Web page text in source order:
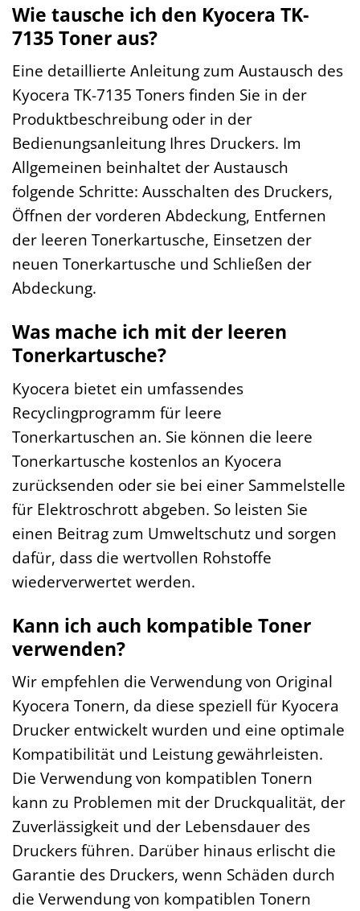
Wie tausche ich den Kyocera TK-
7135 Toner aus?
Eine detaillierte Anleitung zum Austausch des
Kyocera TK-7135 Toners finden Sie in der
Produktbeschreibung oder in der
Bedienungsanleitung Ihres Druckers. Im
Allgemeinen beinhaltet der Austausch
folgende Schritte: Ausschalten des Druckers,
Öffnen der vorderen Abdeckung, Entfernen
der leeren Tonerkartusche, Einsetzen der
neuen Tonerkartusche und Schließen der
Abdeckung.
Was mache ich mit der leeren
Tonerkartusche?
Kyocera bietet ein umfassendes
Recyclingprogramm für leere
Tonerkartuschen an. Sie können die leere
Tonerkartusche kostenlos an Kyocera
zurücksenden oder sie bei einer Sammelstelle
für Elektroschrott abgeben. So leisten Sie
einen Beitrag zum Umweltschutz und sorgen
dafür, dass die wertvollen Rohstoffe
wiederverwertet werden.
Kann ich auch kompatible Toner
verwenden?
Wir empfehlen die Verwendung von Original
Kyocera Tonern, da diese speziell für Kyocera
Drucker entwickelt wurden und eine optimale
Kompatibilität und Leistung gewährleisten.
Die Verwendung von kompatiblen Tonern
kann zu Problemen mit der Druckqualität, der
Zuverlässigkeit und der Lebensdauer des
Druckers führen. Darüber hinaus erlischt die
Garantie des Druckers, wenn Schäden durch
die Verwendung von kompatiblen Tonern